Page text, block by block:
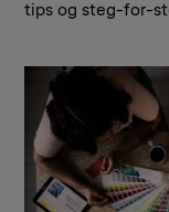
tips og steg-for-